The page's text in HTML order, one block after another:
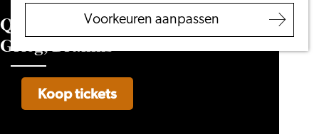
Voorkeuren aanpassen
Regio Leiden
Quartetto di Cremona – Haydn,
Grieg, Brahms
Koop tickets